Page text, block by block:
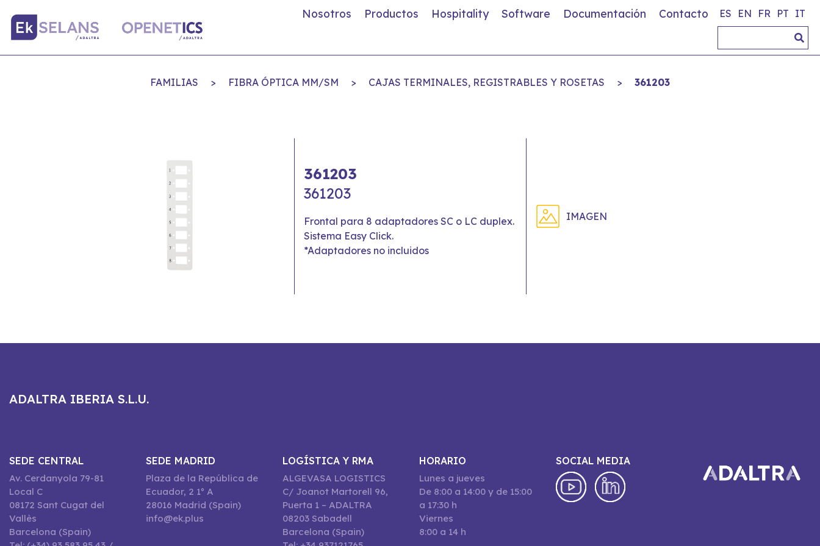
Nosotros Productos Hospitality Software Documentación Contacto ES EN FR PT IT
FAMILIAS > FIBRA ÓPTICA MM/SM > CAJAS TERMINALES, REGISTRABLES Y ROSETAS > 361203
361203
361203
Frontal para 8 adaptadores SC o LC duplex.
Sistema Easy Click.
*Adaptadores no incluidos
IMAGEN
ADALTRA IBERIA S.L.U.
SEDE CENTRAL
Av. Cerdanyola 79-81
Local C
08172 Sant Cugat del
Vallès
Barcelona (Spain)
SEDE MADRID
Plaza de la República de
Ecuador, 2 1º A
28016 Madrid (Spain)
info@ek.plus
LOGÍSTICA Y RMA
ALGEVASA LOGISTICS
C/ Joanot Martorell 96,
Puerta 1 – ADALTRA
08203 Sabadell
Barcelona (Spain)
HORARIO
Lunes a jueves
De 8:00 a 14:00 y de 15:00
a 17:30 h
Viernes
8:00 a 14 h
SOCIAL MEDIA